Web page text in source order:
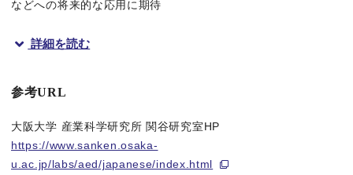
などへの将来的な応用に期待
大阪大学産業科学研究所の近藤雅哉氏(大阪大学大学院工学研究
従来の磁気センサ回路は、ガラスのように固い基材の上にシリ
本共同研究チームは、有機トランジスタ という柔軟な電子素子
詳細を読む
参考URL
大阪大学 産業科学研究所 関谷研究室HP
https://www.sanken.osaka-
u.ac.jp/labs/aed/japanese/index.html